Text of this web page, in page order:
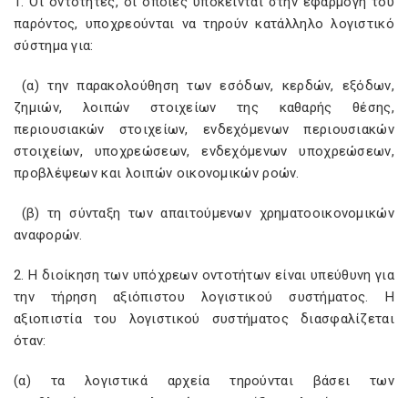
παρόντος, υποχρεούνται να τηρούν κατάλληλο λογιστικό
σύστημα για:
(α) την παρακολούθηση των εσόδων, κερδών, εξόδων,
ζημιών, λοιπών στοιχείων της καθαρής θέσης,
περιουσιακών στοιχείων, ενδεχόμενων περιουσιακών
στοιχείων, υποχρεώσεων, ενδεχόμενων υποχρεώσεων,
προβλέψεων και λοιπών οικονομικών ροών.
(β) τη σύνταξη των απαιτούμενων χρηματοοικονομικών
αναφορών.
2. Η διοίκηση των υπόχρεων οντοτήτων είναι υπεύθυνη για
την τήρηση αξιόπιστου λογιστικού συστήματος. Η
αξιοπιστία του λογιστικού συστήματος διασφαλίζεται
όταν:
(α) τα λογιστικά αρχεία τηρούνται βάσει των